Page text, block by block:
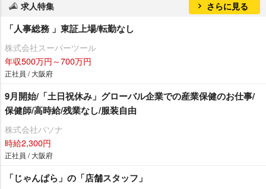
求人特集 さらに見る
「人事総務 」東証上場/転勤なし
株式会社スーパーツール
年収500万円～700万円
正社員 / 大阪府
9月開始/「土日祝休み」グローバル企業での産業保健のお仕事/
保健師/高時給/残業なし/服装自由
株式会社パソナ
時給2,300円
正社員 / 大阪府
「じゃんぱら」の「店舗スタッフ」